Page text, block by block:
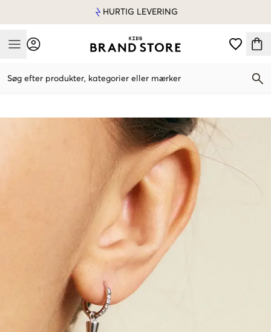
HURTIG LEVERING
Mobile Menu
Søg efter produkter, kategorier eller mærker